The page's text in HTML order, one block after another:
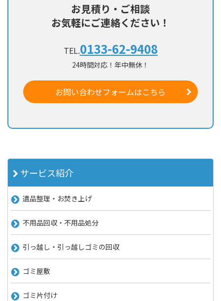
お見積り・ご相談
お気軽にご連絡ください！
TEL.0133-62-9408
24時間対応！年中無休！
お問い合わせフォームはこちら
サービス紹介
遺品整理・お焚き上げ
不用品回収・不用品処分
引っ越し・引っ越しゴミの回収
ゴミ屋敷
ゴミ片付け